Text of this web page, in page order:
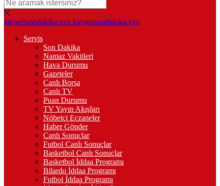
kayserisondakika.xyz kayserisondakika.xyz
Servis
Son Dakika
Namaz Vakitleri
Hava Durumu
Gazeteler
Canlı Borsa
Canlı TV
Puan Durumu
TV Yayın Akışları
Nöbetçi Eczaneler
Haber Gönder
Canlı Sonuçlar
Futbol Canlı Sonuçlar
Basketbol Canlı Sonuçlar
Basketbol İddaa Programı
Bilardo İddaa Programı
Futbol İddaa Programı